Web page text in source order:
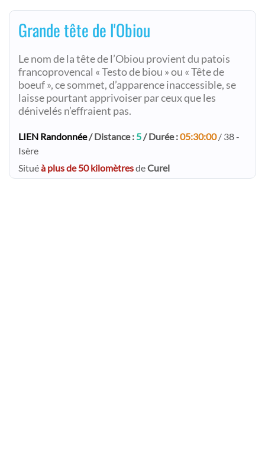
Grande tête de l'Obiou
Le nom de la tête de l’Obiou provient du patois
francoprovencal « Testo de biou » ou « Tête de
boeuf », ce sommet, d’apparence inaccessible, se
laisse pourtant apprivoiser par ceux que les
dénivelés n’effraient pas.
LIEN Randonnée/ Distance : 5 / Durée :05:30:00/ 38 -
Isère
Situéà plus de 50 kilomètresdeCurel